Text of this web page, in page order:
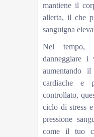
mantiene il
allerta, il che
sanguigna
Nel tempo,
danneggiare i
aumentando
cardiache e
controllato,
ciclo di stress
pressione
come il tuo